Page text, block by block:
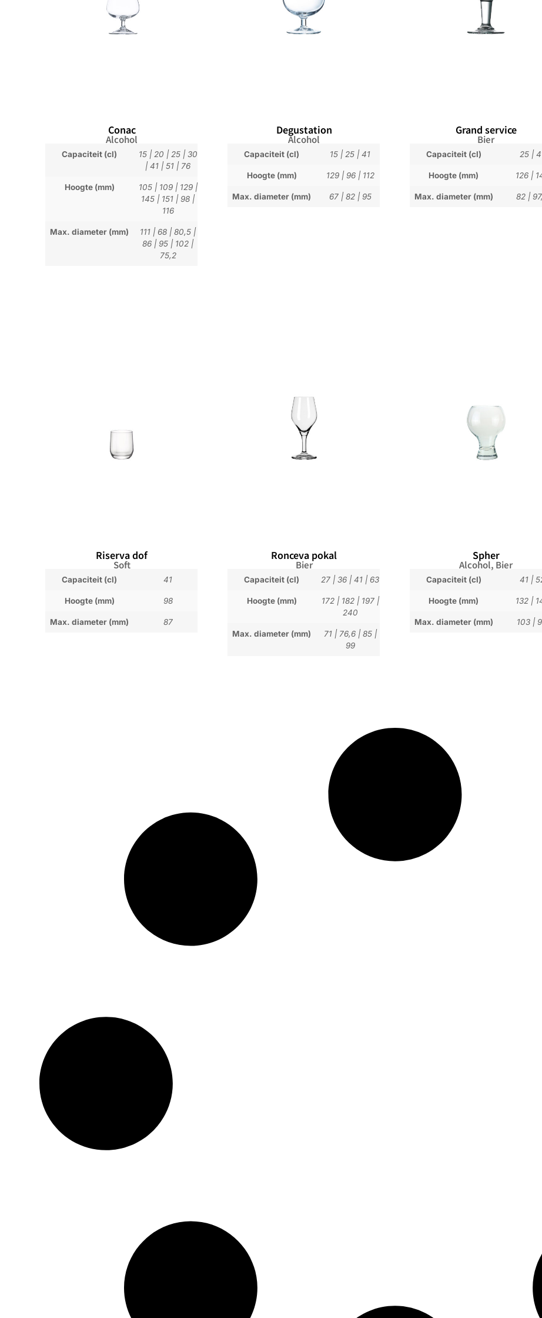
Conac
Alcohol
Capaciteit (cl) 15| 20 | 25| 30
|41 |51 | 76
Hoogte (mm) 105| 109| 129|
145 | 151 | 98 |
116
Max. diameter (mm) 111 |68 |80,5 |
86 | 95 | 102 |
75,2
Degustation
Alcohol
Capaciteit (cl) 15 | 25 |41
Hoogte (mm) 129| 96| 112
Max. diameter (mm) 67| 82| 95
Grand service
Bier
Capaciteit (cl) 25|
Hoogte (mm) 126|
Max. diameter (mm) 82 |
Riserva dof
Soft
Capaciteit (cl) 41
Hoogte (mm) 98
Max. diameter (mm) 87
Ronceva pokal
Bier
Capaciteit (cl) 27 |36 |41 |63
Hoogte (mm) 172| 182| 197|
240
Max. diameter (mm) 71| 76,6| 85|
99
Spher
Alcohol, Bier
Capaciteit (cl) 41|
Hoogte (mm) 132|
Max. diameter (mm) 103 |